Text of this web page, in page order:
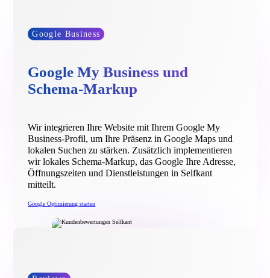
Google My Business und
Schema-Markup
Google Business
Wir integrieren Ihre Website mit Ihrem Google My
Business-Profil, um Ihre Präsenz in Google Maps und
lokalen Suchen zu stärken. Zusätzlich implementieren
wir lokales Schema-Markup, das Google Ihre Adresse,
Öffnungszeiten und Dienstleistungen in Selfkant
mitteilt.
Google Optimierung starten